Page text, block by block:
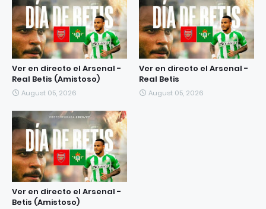
Ver en directo el Arsenal -
Real Betis (Amistoso)
August 05, 2026
Ver en directo el Arsenal -
Real Betis
August 05, 2026
Ver en directo el Arsenal -
Betis (Amistoso)